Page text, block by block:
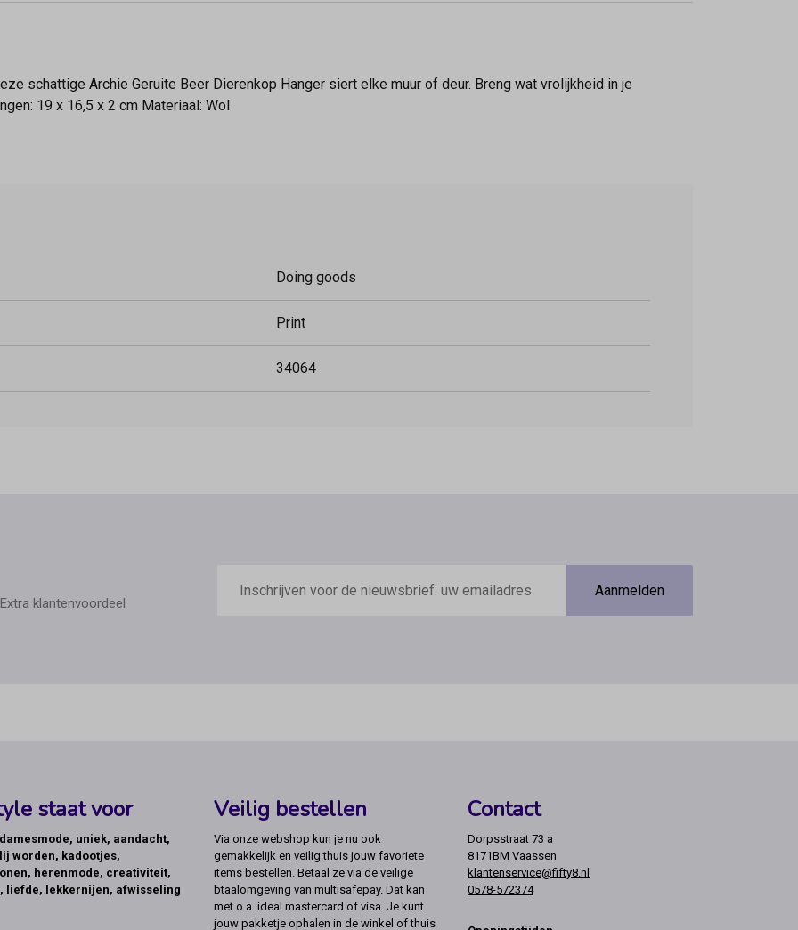
schattige Archie Geruite Beer Dierenkop Hanger siert elke muur of deur. Breng wat vrolijkheid in je
19 x 16,5 x 2 cm Materiaal: Wol
Doing goods
Print
34064
klantenvoordeel
mailadres
Aanmelden
staat voor
uniek, aandacht,
worden, kadootjes,
herenmode, creativiteit,
liefde, lekkernijen, afwisseling
Veilig bestellen
Via onze webshop kun je nu ook
gemakkelijk en veilig thuis jouw favoriete
items bestellen. Betaal ze via de veilige
btaalomgeving van multisafepay. Dat kan
met o.a. ideal mastercard of visa. Je kunt
jouw pakketje ophalen in de winkel of thuis
Contact
Dorpsstraat 73 a
8171BM Vaassen
klantenservice@fifty8.nl
0578-572374